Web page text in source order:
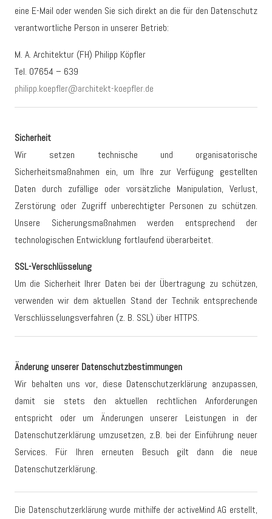
eine E-Mail oder wenden Sie sich direkt an die für den Datenschutz
verantwortliche Person in unserer Betrieb:
M. A. Architektur (FH) Philipp Köpfler
Tel. 07654 – 639
philipp.koepfler@architekt-koepfler.de
Sicherheit
Wir setzen technische und organisatorische
Sicherheitsmaßnahmen ein, um Ihre zur Verfügung gestellten
Daten durch zufällige oder vorsätzliche Manipulation, Verlust,
Zerstörung oder Zugriff unberechtigter Personen zu schützen.
Unsere Sicherungsmaßnahmen werden entsprechend der
technologischen Entwicklung fortlaufend überarbeitet.
SSL-Verschlüsselung
Um die Sicherheit Ihrer Daten bei der Übertragung zu schützen,
verwenden wir dem aktuellen Stand der Technik entsprechende
Verschlüsselungsverfahren (z. B. SSL) über HTTPS.
Änderung unserer Datenschutzbestimmungen
Wir behalten uns vor, diese Datenschutzerklärung anzupassen,
damit sie stets den aktuellen rechtlichen Anforderungen
entspricht oder um Änderungen unserer Leistungen in der
Datenschutzerklärung umzusetzen, z.B. bei der Einführung neuer
Services. Für Ihren erneuten Besuch gilt dann die neue
Datenschutzerklärung.
Die Datenschutzerklärung wurde mithilfe der activeMind AG erstellt,